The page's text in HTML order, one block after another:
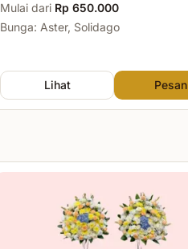
Mulai dari Rp 650.000
Bunga: Aster, Solidago
Lihat Pesan